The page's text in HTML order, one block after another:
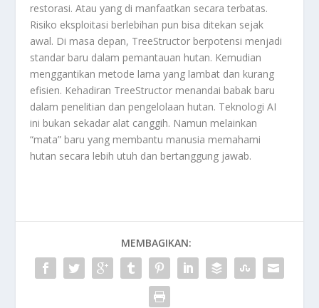
restorasi. Atau yang di manfaatkan secara terbatas.
Risiko eksploitasi berlebihan pun bisa ditekan sejak
awal. Di masa depan, TreeStructor berpotensi menjadi
standar baru dalam pemantauan hutan. Kemudian
menggantikan metode lama yang lambat dan kurang
efisien. Kehadiran TreeStructor menandai babak baru
dalam penelitian dan pengelolaan hutan. Teknologi AI
ini bukan sekadar alat canggih. Namun melainkan
“mata” baru yang membantu manusia memahami
hutan secara lebih utuh dan bertanggung jawab.
MEMBAGIKAN: